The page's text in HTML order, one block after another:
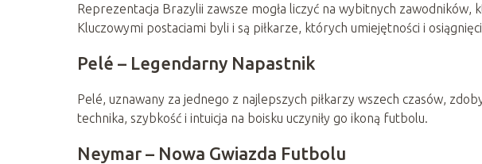
Reprezentacja Brazylii zawsze mogła liczyć na wybitnych zawodników,
Kluczowymi postaciami byli i są piłkarze, których umiejętności i
Pelé – Legendarny Napastnik
Pelé, uznawany za jednego z najlepszych piłkarzy wszech czasów,
technika, szybkość i intuicja na boisku uczyniły go ikoną futbolu.
Neymar – Nowa Gwiazda Futbolu